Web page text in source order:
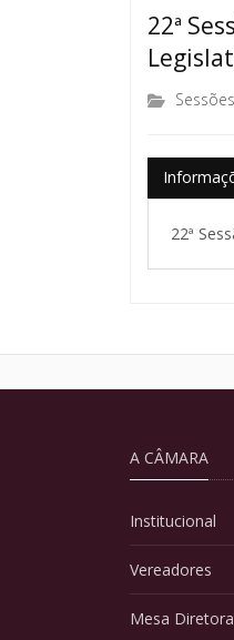
22ª
22ª
A CÂMARA
Institucional
Vereadores
Mesa Diretora